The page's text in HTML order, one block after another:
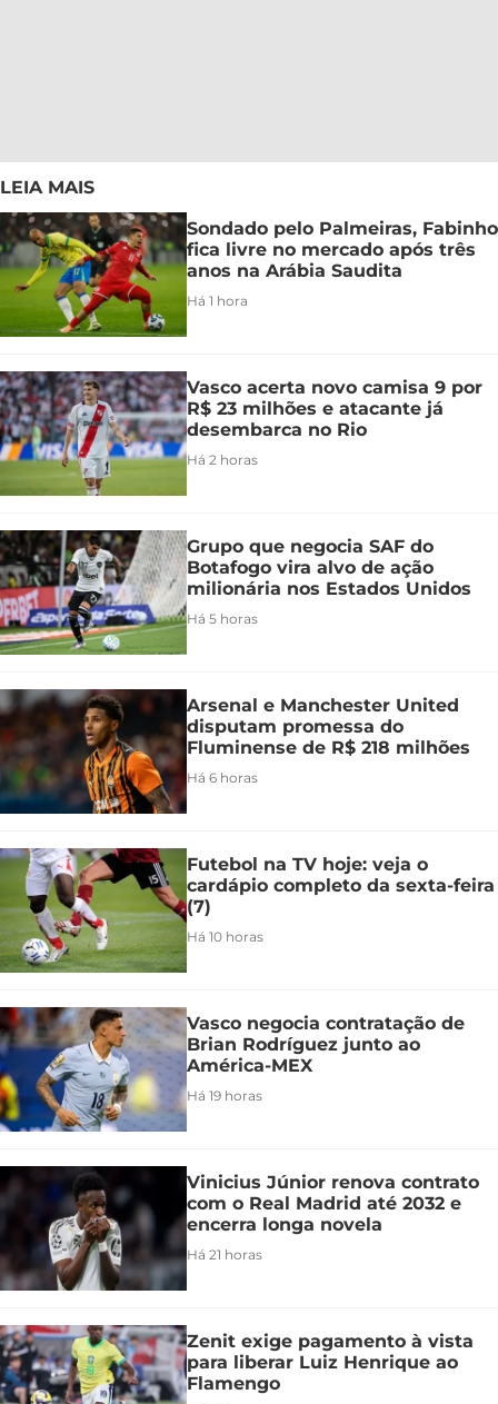
LEIA MAIS
Sondado pelo Palmeiras, Fabinho
fica livre no mercado após três
anos na Arábia Saudita
Há 1 hora
Vasco acerta novo camisa 9 por
R$ 23 milhões e atacante já
desembarca no Rio
Há 2 horas
Grupo que negocia SAF do
Botafogo vira alvo de ação
milionária nos Estados Unidos
Há 5 horas
Arsenal e Manchester United
disputam promessa do
Fluminense de R$ 218 milhões
Há 6 horas
Futebol na TV hoje: veja o
cardápio completo da sexta-feira
(7)
Há 10 horas
Vasco negocia contratação de
Brian Rodríguez junto ao
América-MEX
Há 19 horas
Vinicius Júnior renova contrato
com o Real Madrid até 2032 e
encerra longa novela
Há 21 horas
Zenit exige pagamento à vista
para liberar Luiz Henrique ao
Flamengo